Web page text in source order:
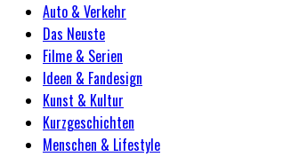
Auto & Verkehr
Das Neuste
Filme & Serien
Ideen & Fandesign
Kunst & Kultur
Kurzgeschichten
Menschen & Lifestyle